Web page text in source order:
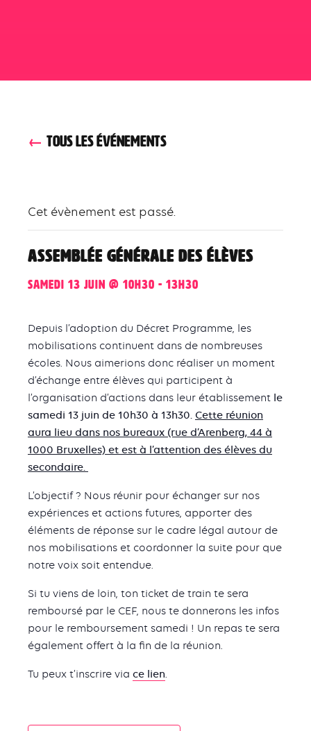
TOUS LES ÉVÉNEMENTS
Cet évènement est passé.
Assemblée générale des élèves
samedi 13 juin @ 10h30 - 13h30
Depuis l’adoption du Décret Programme, les
mobilisations continuent dans de nombreuses
écoles. Nous aimerions donc réaliser un moment
d’échange entre élèves qui participent à
l’organisation d’actions dans leur établissement le
samedi 13 juin de 10h30 à 13h30. Cette réunion
aura lieu dans nos bureaux (rue d’Arenberg, 44 à
1000 Bruxelles) et est à l’attention des élèves du
secondaire.
L’objectif ? Nous réunir pour échanger sur nos
expériences et actions futures, apporter des
éléments de réponse sur le cadre légal autour de
nos mobilisations et coordonner la suite pour que
notre voix soit entendue.
Si tu viens de loin, ton ticket de train te sera
remboursé par le CEF, nous te donnerons les infos
pour le remboursement samedi ! Un repas te sera
également offert à la fin de la réunion.
Tu peux t’inscrire via ce lien.